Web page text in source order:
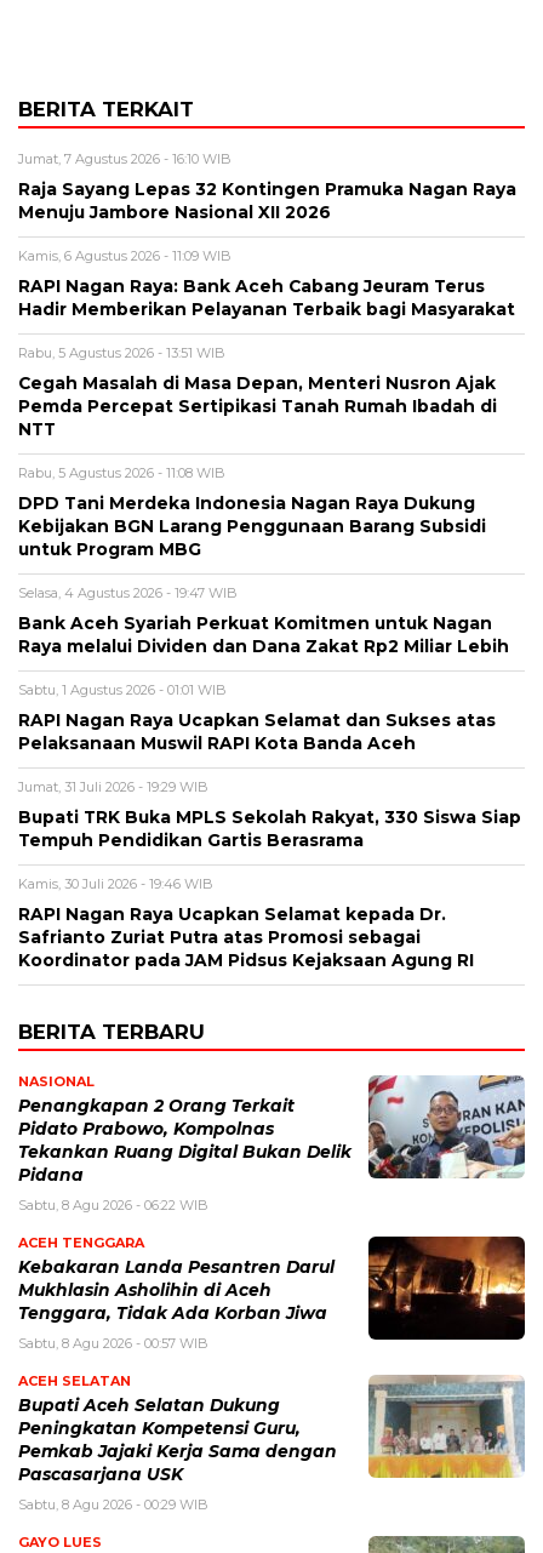
BERITA TERKAIT
Jumat, 7 Agustus 2026 - 16:10 WIB
Raja Sayang Lepas 32 Kontingen Pramuka Nagan Raya
Menuju Jambore Nasional XII 2026
Kamis, 6 Agustus 2026 - 11:09 WIB
RAPI Nagan Raya: Bank Aceh Cabang Jeuram Terus
Hadir Memberikan Pelayanan Terbaik bagi Masyarakat
Rabu, 5 Agustus 2026 - 13:51 WIB
Cegah Masalah di Masa Depan, Menteri Nusron Ajak
Pemda Percepat Sertipikasi Tanah Rumah Ibadah di
NTT
Rabu, 5 Agustus 2026 - 11:08 WIB
DPD Tani Merdeka Indonesia Nagan Raya Dukung
Kebijakan BGN Larang Penggunaan Barang Subsidi
untuk Program MBG
Selasa, 4 Agustus 2026 - 19:47 WIB
Bank Aceh Syariah Perkuat Komitmen untuk Nagan
Raya melalui Dividen dan Dana Zakat Rp2 Miliar Lebih
Sabtu, 1 Agustus 2026 - 01:01 WIB
RAPI Nagan Raya Ucapkan Selamat dan Sukses atas
Pelaksanaan Muswil RAPI Kota Banda Aceh
Jumat, 31 Juli 2026 - 19:29 WIB
Bupati TRK Buka MPLS Sekolah Rakyat, 330 Siswa Siap
Tempuh Pendidikan Gartis Berasrama
Kamis, 30 Juli 2026 - 19:46 WIB
RAPI Nagan Raya Ucapkan Selamat kepada Dr.
Safrianto Zuriat Putra atas Promosi sebagai
Koordinator pada JAM Pidsus Kejaksaan Agung RI
BERITA TERBARU
NASIONAL
Penangkapan 2 Orang Terkait
Pidato Prabowo, Kompolnas
Tekankan Ruang Digital Bukan Delik
Pidana
Sabtu, 8 Agu 2026 - 06:22 WIB
ACEH TENGGARA
Kebakaran Landa Pesantren Darul
Mukhlasin Asholihin di Aceh
Tenggara, Tidak Ada Korban Jiwa
Sabtu, 8 Agu 2026 - 00:57 WIB
ACEH SELATAN
Bupati Aceh Selatan Dukung
Peningkatan Kompetensi Guru,
Pemkab Jajaki Kerja Sama dengan
Pascasarjana USK
Sabtu, 8 Agu 2026 - 00:29 WIB
GAYO LUES